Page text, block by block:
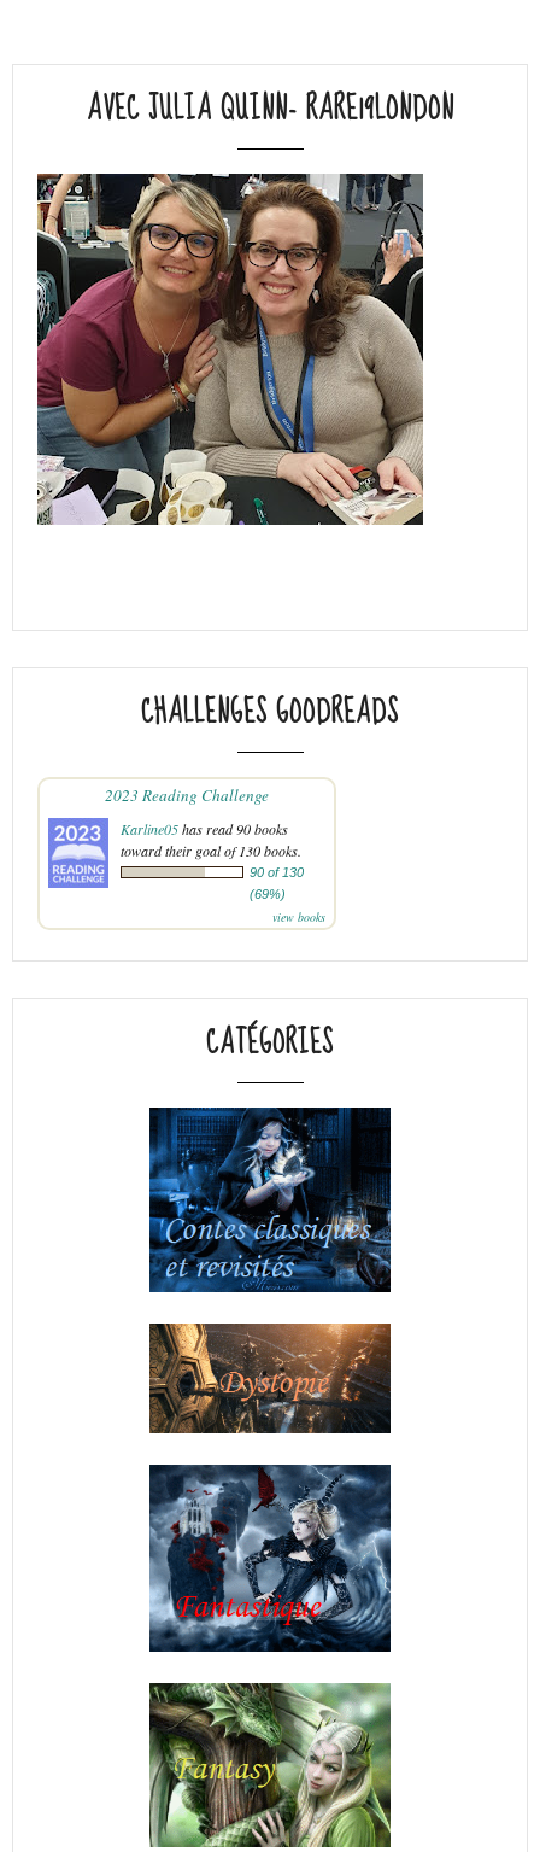
AVEC JULIA QUINN- RARE19LONDON
CHALLENGES GOODREADS
2023 Reading Challenge
Karline05has read 90 books
toward their goal of 130 books.
90 of 130
(69%)
view books
CATÉGORIES